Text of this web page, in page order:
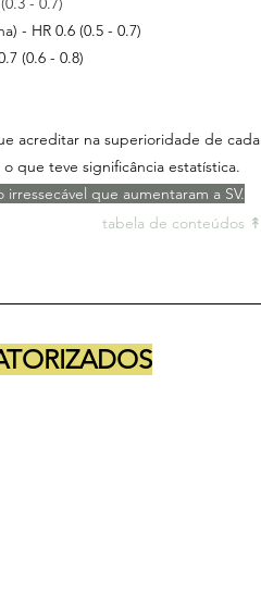
- HR 0.6 (0.5 - 0.7)
(0.6 - 0.8)
acreditar na superioridade de cada
que teve significância estatística.
que aumentaram a SV.
tabela de conteúdos ↟